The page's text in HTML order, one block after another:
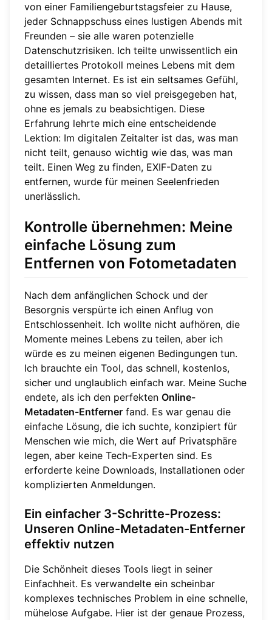
von einer Familiengeburtstagsfeier zu Hause,
jeder Schnappschuss eines lustigen Abends mit
Freunden – sie alle waren potenzielle
Datenschutzrisiken. Ich teilte unwissentlich ein
detailliertes Protokoll meines Lebens mit dem
gesamten Internet. Es ist ein seltsames Gefühl,
zu wissen, dass man so viel preisgegeben hat,
ohne es jemals zu beabsichtigen. Diese
Erfahrung lehrte mich eine entscheidende
Lektion: Im digitalen Zeitalter ist das, was man
nicht teilt, genauso wichtig wie das, was man
teilt. Einen Weg zu finden, EXIF-Daten zu
entfernen, wurde für meinen Seelenfrieden
unerlässlich.
Kontrolle übernehmen: Meine
einfache Lösung zum
Entfernen von Fotometadaten
Nach dem anfänglichen Schock und der
Besorgnis verspürte ich einen Anflug von
Entschlossenheit. Ich wollte nicht aufhören, die
Momente meines Lebens zu teilen, aber ich
würde es zu meinen eigenen Bedingungen tun.
Ich brauchte ein Tool, das schnell, kostenlos,
sicher und unglaublich einfach war. Meine Suche
endete, als ich den perfekten Online-
Metadaten-Entferner fand. Es war genau die
einfache Lösung, die ich suchte, konzipiert für
Menschen wie mich, die Wert auf Privatsphäre
legen, aber keine Tech-Experten sind. Es
erforderte keine Downloads, Installationen oder
komplizierten Anmeldungen.
Ein einfacher 3-Schritte-Prozess:
Unseren Online-Metadaten-Entferner
effektiv nutzen
Die Schönheit dieses Tools liegt in seiner
Einfachheit. Es verwandelte ein scheinbar
komplexes technisches Problem in eine schnelle,
mühelose Aufgabe. Hier ist der genaue Prozess,